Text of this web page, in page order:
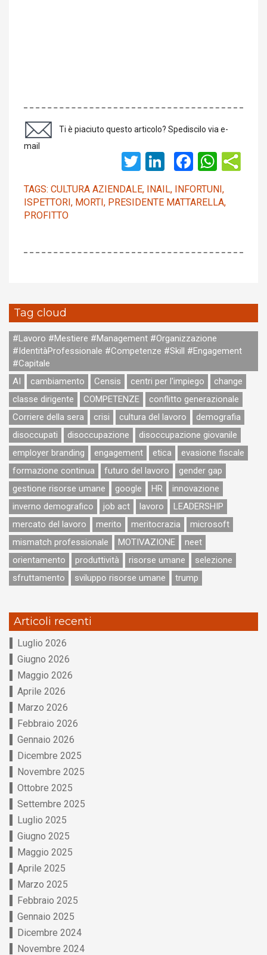
Ti è piaciuto questo articolo? Spediscilo via e-
mail
TwitterLinkedIn
TAGS: CULTURA AZIENDALE, INAIL, INFORTUNI,
ISPETTORI, MORTI, PRESIDENTE MATTARELLA,
PROFITTO
Tag cloud
#Lavoro #Mestiere #Management #Organizzazione
#IdentitàProfessionale #Competenze #Skill #Engagement
#Capitale
AI
cambiamento Censis centri per l'impiego
change
classe dirigente
COMPETENZE
conflitto generazionale
Corriere della sera
crisi cultura del lavoro
demografia
disoccupati
disoccupazione
disoccupazione giovanile
employer branding
engagement etica
evasione fiscale
formazione continua
futuro del lavoro
gender gap
gestione risorse umane
google HR
innovazione
inverno demografico
job act lavoro
LEADERSHIP
mercato del lavoro
merito meritocrazia
microsoft
mismatch professionale
MOTIVAZIONE
neet
orientamento
produttività risorse umane
selezione
sfruttamento
sviluppo risorse umane trump
Articoli recenti
Luglio 2026
Giugno 2026
Maggio 2026
Aprile 2026
Marzo 2026
Febbraio 2026
Gennaio 2026
Dicembre 2025
Novembre 2025
Ottobre 2025
Settembre 2025
Luglio 2025
Giugno 2025
Maggio 2025
Aprile 2025
Marzo 2025
Febbraio 2025
Gennaio 2025
Dicembre 2024
Novembre 2024